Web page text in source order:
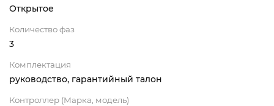
Открытое
Количество фаз
3
Комплектация
руководство, гарантийный талон
Контроллер (Марка, модель)